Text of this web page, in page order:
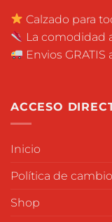
Calzado para
La comodidad
Envios
ACCESO
Inicio
Política de
Shop